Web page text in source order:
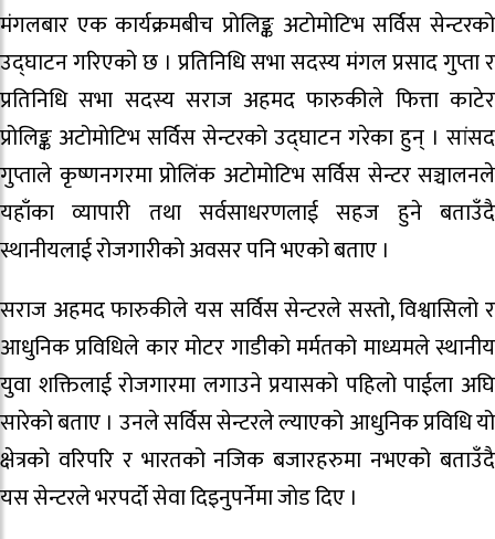
मंगलबार एक कार्यक्रमबीच प्रोलिङ्क अटोमोटिभ सर्विस सेन्टरको
उद्घाटन गरिएको छ । प्रतिनिधि सभा सदस्य मंगल प्रसाद गुप्ता र
प्रतिनिधि सभा सदस्य सराज अहमद फारुकीले फित्ता काटेर
प्रोलिङ्क अटोमाेटिभ सर्विस सेन्टरकाे उद्घाटन गरेका हुन् । सांसद
गुप्ताले कृष्णनगरमा प्रोलिंक अटाेमोटिभ सर्विस सेन्टर सञ्चालनले
यहाँका व्यापारी तथा सर्वसाधरणलाई सहज हुने बताउँदै
स्थानीयलाई रोजगारीकाे अवसर पनि भएको बताए ।
सराज अहमद फारुकीले यस सर्विस सेन्टरले सस्तो, विश्वासिलो र
आधुनिक प्रविधिले कार मोटर गाडीको मर्मतको माध्यमले स्थानीय
युवा शक्तिलाई रोजगारमा लगाउने प्रयासको पहिलो पाईला अघि
सारेकाे बताए । उनले सर्विस सेन्टरले ल्याएको आधुनिक प्रविधि यो
क्षेत्रको‌ वरिपरि र भारतको नजिक बजारहरुमा नभएको बताउँदै
यस सेन्टरले भरपर्दो सेवा दिइनुपर्नेमा जाेड दिए ।